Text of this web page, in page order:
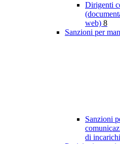
Dirigenti
web) 8
Sanzioni per
Sanzioni
di